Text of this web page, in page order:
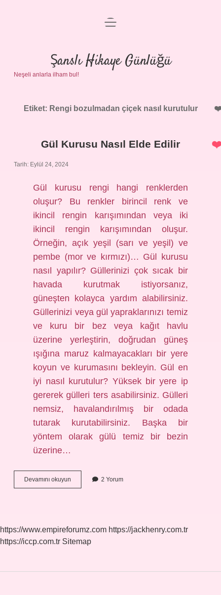
Anasayfa
Gizlilik Politikası
menüyü
Şanslı Hikaye Günlüğü
Neşeli anlarla ilham bul!
Etiket: Rengi bozulmadan çiçek nasıl kurutulur
Gül Kurusu Nasıl Elde Edilir
Tarih: Eylül 24, 2024
Gül kurusu rengi hangi renklerden
oluşur? Bu renkler birincil renk ve
ikincil rengin karışımından veya iki
ikincil rengin karışımından oluşur.
Örneğin, açık yeşil (sarı ve yeşil) ve
pembe (mor ve kırmızı)… Gül kurusu
nasıl yapılır? Güllerinizi çok sıcak bir
havada kurutmak istiyorsanız,
güneşten kolayca yardım alabilirsiniz.
Güllerinizi veya gül yapraklarınızı temiz
ve kuru bir bez veya kağıt havlu
üzerine yerleştirin, doğrudan güneş
ışığına maruz kalmayacakları bir yere
koyun ve kurumasını bekleyin. Gül en
iyi nasıl kurutulur? Yüksek bir yere ip
gererek gülleri ters asabilirsiniz. Gülleri
nemsiz, havalandırılmış bir odada
tutarak kurutabilirsiniz. Başka bir
yöntem olarak gülü temiz bir bezin
üzerine…
Devamını okuyun
Kurusu
2 Yorum
https://www.empireforumz.com https://jackhenry.com.tr
https://iccp.com.tr Sitemap